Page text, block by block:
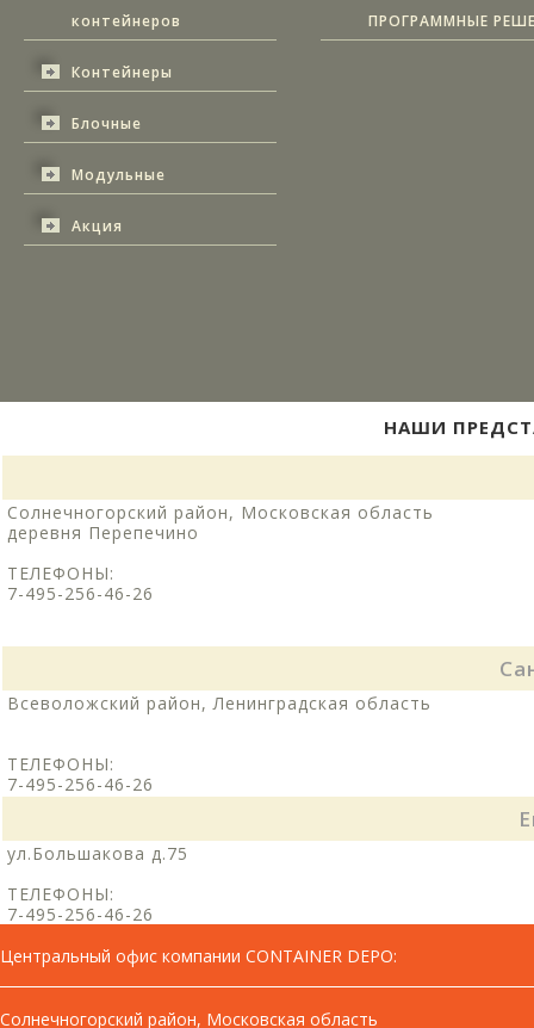
контейнеров
Контейнеры
Блочные
Модульные
Акция
ПРОГРАММНЫЕ
НАШИ
Солнечногорский район, Московская область
деревня Перепечино
ТЕЛЕФОНЫ:
7-495-256-46-26
Всеволожский район, Ленинградская область
ТЕЛЕФОНЫ:
7-495-256-46-26
ул.Большакова д.75
ТЕЛЕФОНЫ:
7-495-256-46-26
Центральный офис компании CONTAINER DEPO:
Солнечногорский район, Московская область